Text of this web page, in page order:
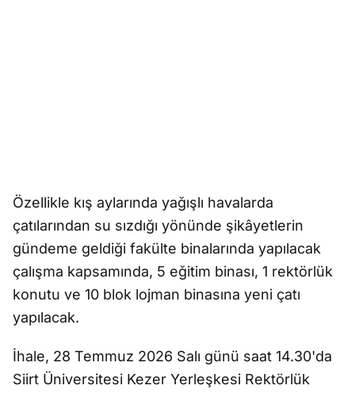
Özellikle kış aylarında yağışlı havalarda
çatılarından su sızdığı yönünde şikâyetlerin
gündeme geldiği fakülte binalarında yapılacak
çalışma kapsamında, 5 eğitim binası, 1 rektörlük
konutu ve 10 blok lojman binasına yeni çatı
yapılacak.
İhale, 28 Temmuz 2026 Salı günü saat 14.30'da
Siirt Üniversitesi Kezer Yerleşkesi Rektörlük